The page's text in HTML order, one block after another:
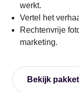
werkt.
Vertel het
Rechtenvrije
marketing.
Bekijk